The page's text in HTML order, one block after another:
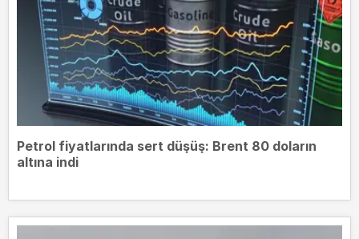
Petrol fiyatlarında sert düşüş: Brent 80 doların
altına indi